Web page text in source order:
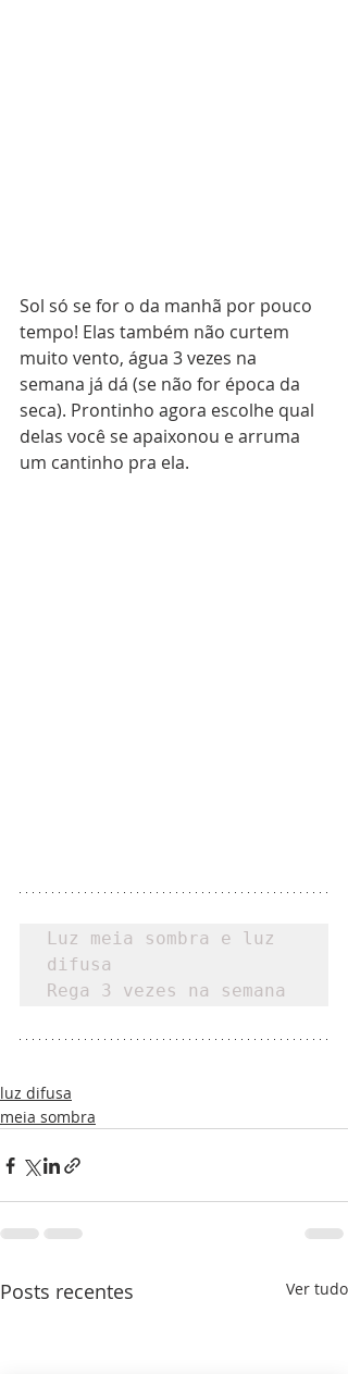
Sol só se for o da manhã por pouco
tempo! Elas também não curtem
muito vento, água 3 vezes na
semana já dá (se não for época da
seca). Prontinho agora escolhe qual
delas você se apaixonou e arruma
um cantinho pra ela.
Luz meia sombra e luz
difusa
Rega 3 vezes na semana
luz difusa
meia sombra
Posts recentes Ver tudo